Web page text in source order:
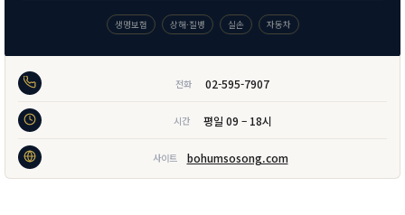
생명보험 상해·질병 실손 자동차
전화 02-595-7907
시간 평일 09 – 18시
사이트 bohumsosong.com